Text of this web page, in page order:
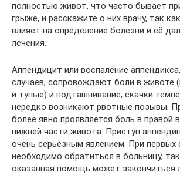
полностью живот, что часто бывает
грыже, и расскажите о них врачу, так
влияет на определение болезни и её
лечения.
Аппендицит или воспаление
случаев, сопровождают боли в животе
и тупые) и подташнивание, скачки
нередко возникают рвотные позывы.
более явно проявляется боль в правой
нижней части живота. Приступ
очень серьезным явлением. При первых
необходимо обратиться в больницу,
оказанная помощь может закончиться